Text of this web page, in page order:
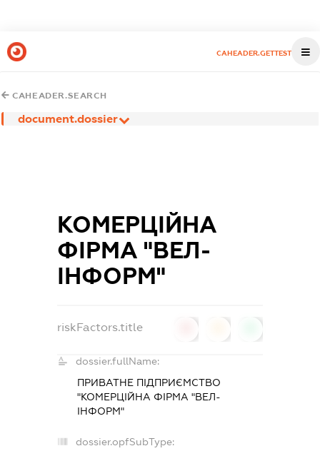
CAHEADER.GETTEST
CAHEADER.SEARCH
document.dossier
КОМЕРЦІЙНА
ФІРМА "ВЕЛ-
ІНФОРМ"
riskFactors.title
dossier.fullName:
ПРИВАТНЕ ПІДПРИЄМСТВО
"КОМЕРЦІЙНА ФІРМА "ВЕЛ-
ІНФОРМ"
dossier.opfSubType: